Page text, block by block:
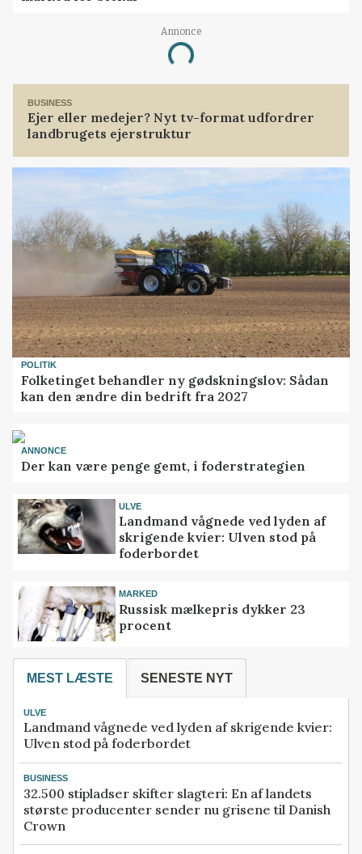
Annonce
Loading...
BUSINESS
Ejer eller medejer? Nyt tv-format udfordrer
landbrugets ejerstruktur
POLITIK
Folketinget behandler ny gødskningslov: Sådan
kan den ændre din bedrift fra 2027
ANNONCE
Der kan være penge gemt, i foderstrategien
ULVE
Landmand vågnede ved lyden af
skrigende kvier: Ulven stod på
foderbordet
MARKED
Russisk mælkepris dykker 23
procent
MEST LÆSTE SENESTE NYT
ULVE
Landmand vågnede ved lyden af skrigende kvier:
Ulven stod på foderbordet
BUSINESS
32.500 stipladser skifter slagteri: En af landets
største producenter sender nu grisene til Danish
Crown